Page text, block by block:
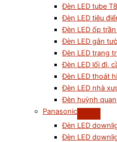
Đèn LED tube T8
Đèn LED tiêu
Đèn LED ốp
Đèn LED gắn
Đèn LED trang
Đèn LED lối đi,
Đèn LED thoát
Đèn LED nhà
Đèn huỳnh
Panasonic
Đèn LED
Đèn LED